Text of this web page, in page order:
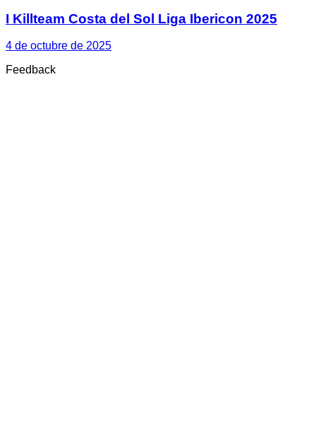
I Killteam Costa del Sol Liga Ibericon 2025
4 de octubre de 2025
Feedback